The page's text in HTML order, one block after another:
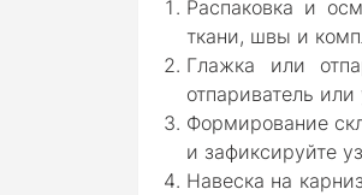
Распаковка и
ткани, швы и
Глажка или
отпариватель
Формирование
и зафиксируйте
Навеска на карниз